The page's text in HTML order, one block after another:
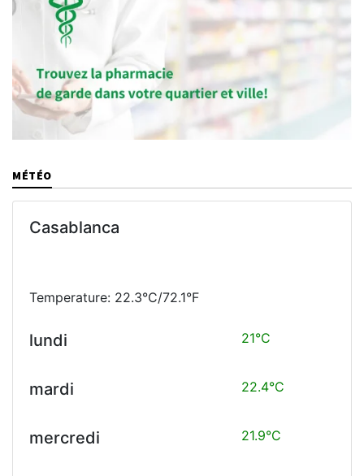
MÉTÉO
Casablanca
Temperature: 22.3°C/72.1°F
lundi 21°C
mardi 22.4°C
mercredi 21.9°C